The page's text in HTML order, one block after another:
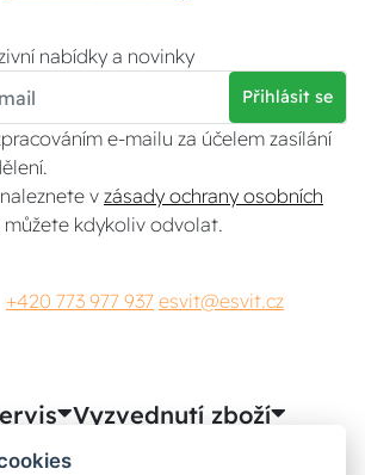
nabídky a novinky
Přihlásit se
e-mailu za účelem zasílání
v zásady ochrany osobních
můžete kdykoliv odvolat.
+420 773 977 937 esvit@esvit.cz
Vyzvednutí zboží